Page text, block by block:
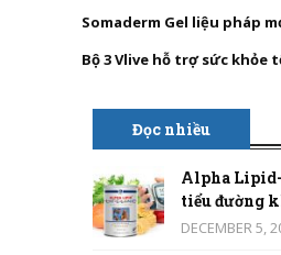
Somaderm Gel liệu pháp
Bộ 3 Vlive hỗ trợ sức khỏe
Đọc nhiều
Alpha
tiểu đường
DECEMBER 5,